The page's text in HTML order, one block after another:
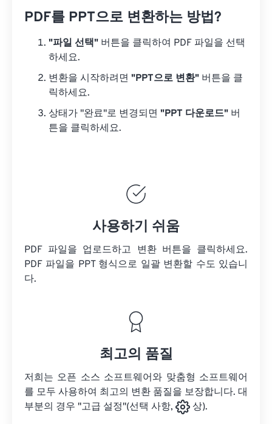
PDF를 PPT으로 변환하는 방법?
"파일 선택" 버튼을 클릭하여 PDF 파일을 선택
하세요.
변환을 시작하려면 "PPT으로 변환" 버튼을 클
릭하세요.
상태가 "완료"로 변경되면 "PPT 다운로드" 버
튼을 클릭하세요.
사용하기 쉬움
PDF 파일을 업로드하고 변환 버튼을 클릭하세요.
PDF 파일을 PPT 형식으로 일괄 변환할 수도 있습니
다.
최고의 품질
저희는 오픈 소스 소프트웨어와 맞춤형 소프트웨어
를 모두 사용하여 최고의 변환 품질을 보장합니다. 대
부분의 경우 "고급 설정"(선택 사항,
상).